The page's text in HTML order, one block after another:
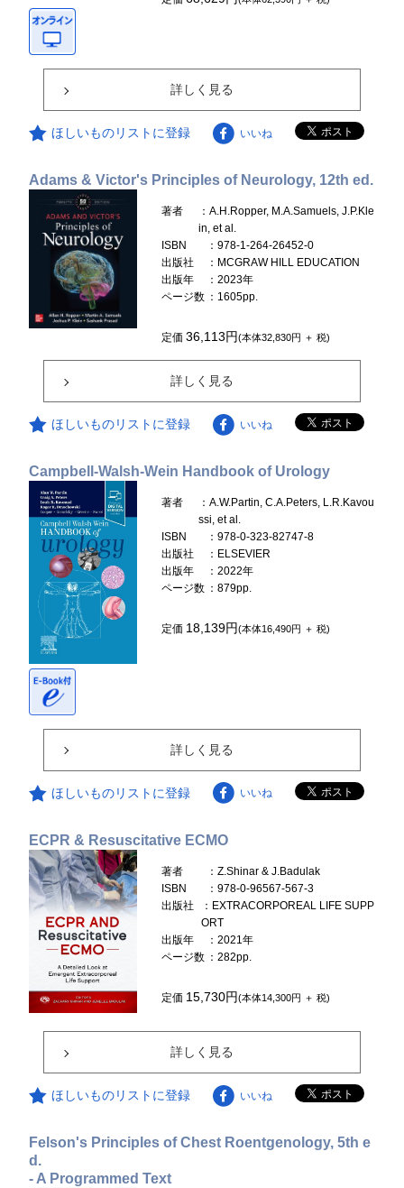
詳しく見る
ほしいものリストに登録 いいね
Adams & Victor's Principles of Neurology, 12th ed.
著者
：A.H.Ropper, M.A.Samuels, J.P.Kle
in, et al.
ISBN
：978-1-264-26452-0
出版社
：MCGRAW HILL EDUCATION
出版年
：2023年
ページ数 ：1605pp.
定価36,113円(本体32,830円 ＋ 税)
詳しく見る
ほしいものリストに登録 いいね
Campbell-Walsh-Wein Handbook of Urology
著者
：A.W.Partin, C.A.Peters, L.R.Kavou
ssi, et al.
ISBN
：978-0-323-82747-8
出版社
：ELSEVIER
出版年
：2022年
ページ数 ：879pp.
定価 18,139円(本体16,490円 ＋ 税)
詳しく見る
ほしいものリストに登録 いいね
ECPR & Resuscitative ECMO
著者
：Z.Shinar & J.Badulak
ISBN
：978-0-96567-567-3
出版社
：EXTRACORPOREAL LIFE SUPP
ORT
出版年
：2021年
ページ数 ：282pp.
定価 15,730円(本体14,300円 ＋ 税)
詳しく見る
ほしいものリストに登録 いいね
Felson's Principles of Chest Roentgenology, 5th e
d.
- A Programmed Text